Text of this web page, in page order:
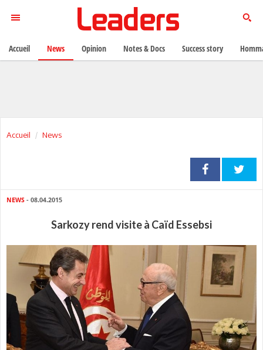
Accueil News
NEWS - 08.04.2015
Sarkozy rend visite à Caïd Essebsi
Accueil News Opinion Notes & Docs Success story